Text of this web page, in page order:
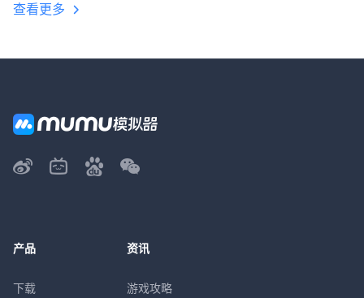
查看更多
产品
下载
资讯
游戏攻略